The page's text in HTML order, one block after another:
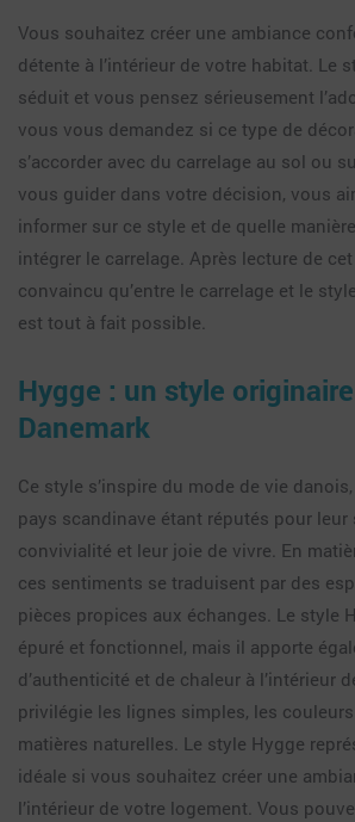
Vous souhaitez créer une ambiance
détente à l’intérieur de votre habitat. Le
séduit et vous pensez sérieusement
vous vous demandez si ce type de
s’accorder avec du carrelage au sol ou
vous guider dans votre décision, vous
informer sur ce style et de quelle
intégrer le carrelage. Après lecture de
convaincu qu’entre le carrelage et le
est tout à fait possible.
Hygge : un style
Danemark
Ce style s’inspire du mode de vie
pays scandinave étant réputés pour
convivialité et leur joie de vivre. En
ces sentiments se traduisent par des
pièces propices aux échanges. Le style
épuré et fonctionnel, mais il apporte
d’authenticité et de chaleur à l’intérieur
privilégie les lignes simples, les
matières naturelles. Le style Hygge
idéale si vous souhaitez créer une
l’intérieur de votre logement. Vous